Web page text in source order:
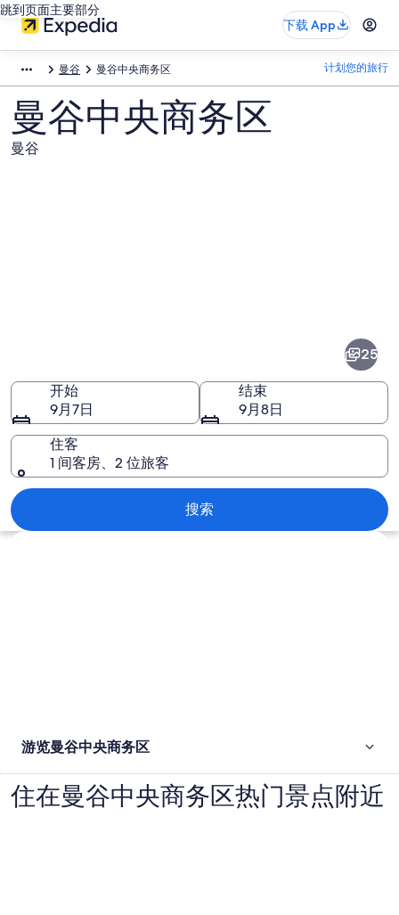
跳到页面主要部分
下载 App
曼谷 曼谷中央商务区 计划您的旅行
曼谷中央商务区
曼谷
务
图
片
25
开始
9月7日
结束
9月8日
住客
1 间客房、2 位旅客
搜索
浏览地图
游览曼谷中央商务区
住在曼谷中央商务区热门景点附近